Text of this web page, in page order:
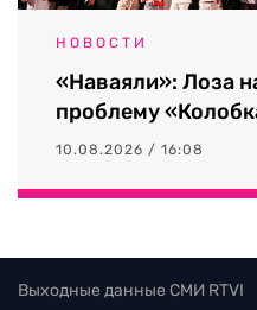
НОВОСТИ
«Наваяли»: Лоза
проблему
10.08.2026 / 16:08
Выходные данные СМИ RTVI